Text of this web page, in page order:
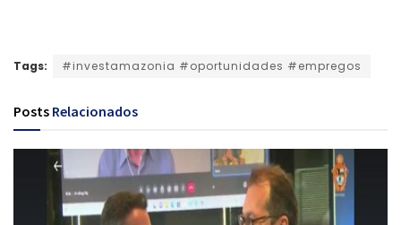
Tags: #investamazonia #oportunidades #empregos
Posts Relacionados